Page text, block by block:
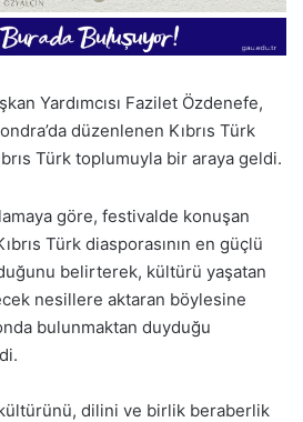
Yardımcısı Fazilet Özdenefe,
düzenlenen Kıbrıs Türk
Türk toplumuyla bir araya geldi.
göre, festivalde konuşan
Türk diasporasının en güçlü
belirterek, kültürü yaşatan
nesillere aktaran böylesine
bulunmaktan duyduğu
dilini ve birlik beraberlik